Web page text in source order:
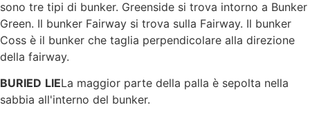
sono tre tipi di bunker. Greenside si trova intorno a Bunker
Green. Il bunker Fairway si trova sulla Fairway. Il bunker
Coss è il bunker che taglia perpendicolare alla direzione
della fairway.
BURIED LIELa maggior parte della palla è sepolta nella
sabbia all'interno del bunker.